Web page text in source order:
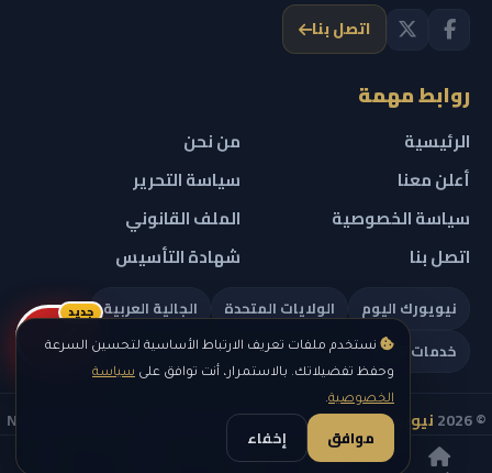
نستخدم ملفات تعريف الارتباط الأساسية لتحسين السرعة
وحفظ تفضيلاتك. بالاستمرار، أنت توافق على سياسة
الخصوصية.
موافق إخفاء
اتصل بنا
روابط مهمة
الرئيسية
من نحن
أعلن معنا
سياسة التحرير
سياسة الخصوصية
الملف القانوني
اتصل بنا
شهادة التأسيس
نيويورك اليوم الولايات المتحدة
الجالية العربية
خدمات تهمك
© 2026 نيويورك نيوز
— جميع الحقوق محفوظة — NEW YORK NEWS
IN ARABIC LLC — رقم التسجيل 0451351808
ريلز
جديد